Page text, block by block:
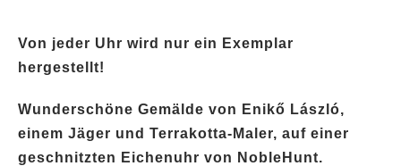
Von jeder Uhr wird nur ein Exemplar
hergestellt!
Wunderschöne Gemälde von Enikő László,
einem Jäger und Terrakotta-Maler, auf einer
geschnitzten Eichenuhr von NobleHunt.